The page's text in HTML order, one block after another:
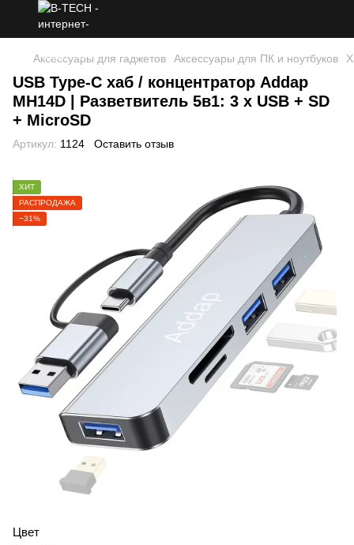
Аксессуары для гаджетов Аксессуары для ПК и ноутбуков
USB Type-C хаб / концентратор Addap
MH14D | Разветвитель 5в1: 3 x USB + SD
+ MicroSD
Артикул: 1124 Оставить отзыв
ХИТ
РАСПРОДАЖА
−31%
Цвет